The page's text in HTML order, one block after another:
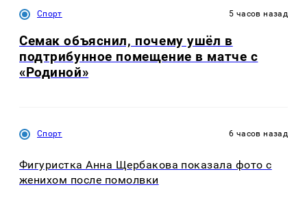
Спорт 5 часов назад
Семак объяснил, почему ушёл в
подтрибунное помещение в матче с
«Родиной»
Спорт 6 часов назад
Фигуристка Анна Щербакова показала фото с
женихом после помолвки